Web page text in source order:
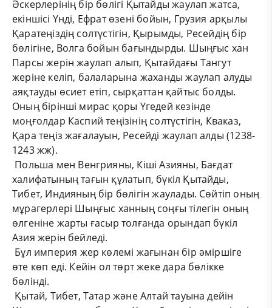
Әскерлерінің бір бөлігі Қытайды жаулап жатса,
екіншісі Үнді, Ефрат өзені бойын, Грузия арқылы
Қаратеңіздің солтүстігін, Қырымды, Ресейдің бір
бөлігіне, Волга бойын бағындырды. Шыңғыс хан
Парсы жерін жаулап алып, Қытайдағы Тангут
жеріне келіп, балаларына жаханды жаулап алуды
аяқтауды өсиет етіп, сырқаттан қайтыс болды.
Оның бірінші мирас қоры Үгедей кезінде
моңғолдар Каспий теңізінің солтүстігін, Кваказ,
Қара теңіз жағалауын, Ресейді жаулап алды (1238-
1243 жж).
Польша мен Венгрияны, Кіші Азияны, Бағдат
халифатының тағын құлатып, бүкіл Қытайды,
Тибет, Индияның бір бөлігін жаулады. Сөйтіп оның
мұрагерлері Шыңғыс ханның соңғы тілегін оның
өлгеніне жарты ғасыр толғанда орындап бүкіл
Азия жерін бейледі.
Бұл империя жер көлемі жағынан бір әміршіге
өте көп еді. Кейін ол төрт жеке дара бөлікке
бөлінді.
Қытай, Тибет, Татар және Алтай тауына дейін